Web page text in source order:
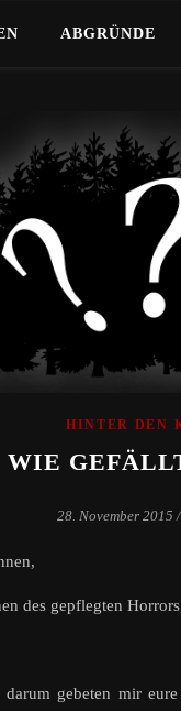
ABGRÜNDE
HINTER DEN
WIE
28. November 2015 /
des gepflegten
gebeten mir